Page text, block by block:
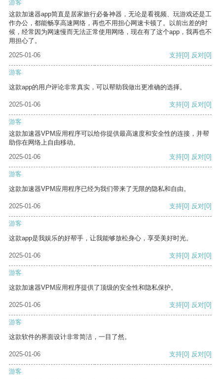
游客
这款加速器app简直是居家旅行必备神器，无论是看视频、玩游戏还是工
作办公，都能畅享高速网络，再也不用担心网速卡顿了。以前出差的时
候，经常因为网速慢而无法正常使用网络，现在有了这个app，我再也不
用担心了。
2025-01-06
支持[0] 反对[0]
游客
这款app的用户评论非常真实，可以帮助我做出更准确的选择。
2025-01-06 支持[0] 反对[0]
游客
这款加速器VPM应用程序可以给你提供最高速度和安全性的连接，并帮
助你在网络上自由移动。
2025-01-06
支持[0] 反对[0]
游客
这款加速器VPM应用程序已经为我们带来了无限的隐私和自由。
2025-01-06 支持[0] 反对[0]
游客
这款app是我娱乐的好帮手，让我能够放松身心，享受美好时光。
2025-01-06 支持[0] 反对[0]
游客
这款加速器VPM应用程序提供了顶级的安全性和隐私保护。
2025-01-06 支持[0] 反对[0]
游客
这款软件的界面设计非常简洁，一目了然。
2025-01-06 支持[0] 反对[0]
游客